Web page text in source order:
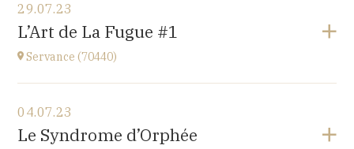
Taüll (Vall de Boí) - ESPAGNE
église
à 21H00
29.07.23
L’Art de La Fugue #1
Servance (70440)
Eglise de Servance
à17H
04.07.23
Le Syndrome d’Orphée